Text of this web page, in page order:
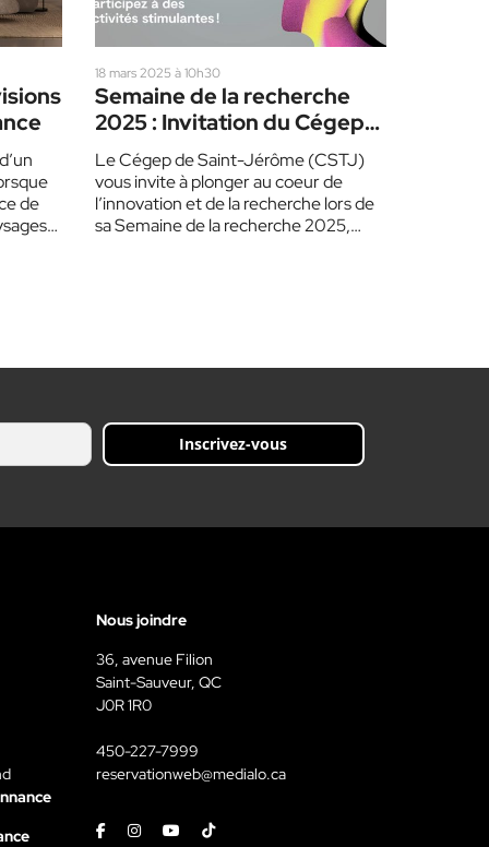
de
18 mars 2025 à 10h30
Semaine de la recherche
2025 : Invitation du Cégep
de Saint-Jérôme
Le Cégep de Saint-Jérôme (CSTJ)
vous invite à plonger au coeur de
l’innovation et de la recherche lors de
sa Semaine de la recherche 2025,…
Inscrivez-vous
Nous joindre
36, avenue Filion
Saint-Sauveur, QC
J0R 1R0
450-227-7999
reservationweb@medialo.ca
FacebookInstagramYoutubeTiktok